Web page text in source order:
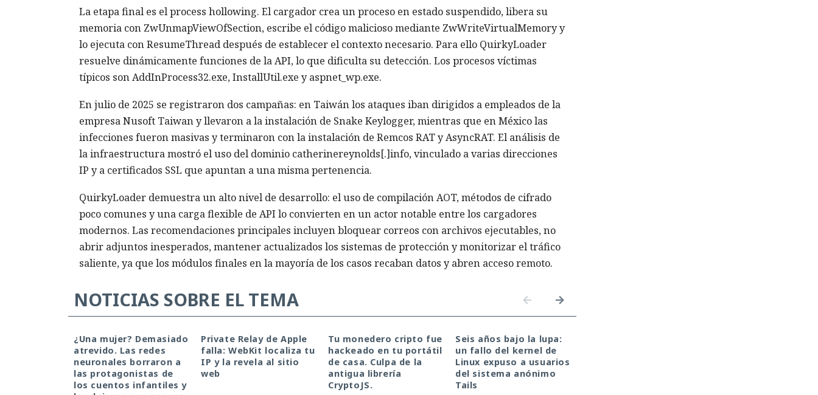
La etapa final es el process hollowing. El cargador crea un proceso en estado suspendido, libera su
memoria con ZwUnmapViewOfSection, escribe el código malicioso mediante ZwWriteVirtualMemory y
lo ejecuta con ResumeThread después de establecer el contexto necesario. Para ello QuirkyLoader
resuelve dinámicamente funciones de la API, lo que dificulta su detección. Los procesos víctimas
típicos son AddInProcess32.exe, InstallUtil.exe y aspnet_wp.exe.
En julio de 2025 se registraron dos campañas: en Taiwán los ataques iban dirigidos a empleados de la
empresa Nusoft Taiwan y llevaron a la instalación de Snake Keylogger, mientras que en México las
infecciones fueron masivas y terminaron con la instalación de Remcos RAT y AsyncRAT. El análisis de
la infraestructura mostró el uso del dominio catherinereynolds[.]info, vinculado a varias direcciones
IP y a certificados SSL que apuntan a una misma pertenencia.
QuirkyLoader demuestra un alto nivel de desarrollo: el uso de compilación AOT, métodos de cifrado
poco comunes y una carga flexible de API lo convierten en un actor notable entre los cargadores
modernos. Las recomendaciones principales incluyen bloquear correos con archivos ejecutables, no
abrir adjuntos inesperados, mantener actualizados los sistemas de protección y monitorizar el tráfico
saliente, ya que los módulos finales en la mayoría de los casos recaban datos y abren acceso remoto.
NOTICIAS SOBRE EL TEMA
¿Una mujer? Demasiado
atrevido. Las redes
neuronales borraron a
las protagonistas de
los cuentos infantiles y
Private Relay de Apple
falla: WebKit localiza tu
IP y la revela al sitio
web
Tu monedero cripto fue
hackeado en tu portátil
de casa. Culpa de la
antigua librería
CryptoJS.
Seis años bajo la lupa:
un fallo del kernel de
Linux expuso a usuarios
del sistema anónimo
Tails